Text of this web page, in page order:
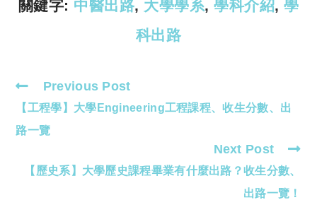
關鍵字: 中醫出路, 大學學系, 學科介紹, 學
科出路
Read
more
articles
Previous Post
【工程學】大學Engineering工程課程、收生分數、出
路一覽
Next Post
【歷史系】大學歷史課程畢業有什麼出路？收生分數、
出路一覽！